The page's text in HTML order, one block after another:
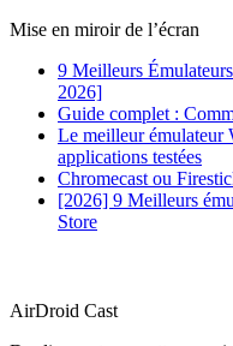
Mise en miroir de l’écran
9 Meilleurs
2026]
Guide complet :
Le meilleur émulateur
applications testées
Chromecast ou
[2026] 9 Meilleurs
Store
AirDroid Cast